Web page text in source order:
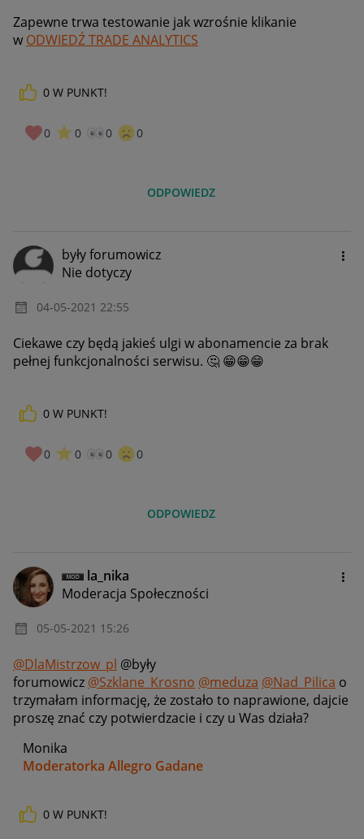
Zapewne trwa testowanie jak wzrośnie klikanie
w ODWIEDŹ TRADE ANALYTICS
0 W PUNKT!
0 0 0 0
ODPOWIEDZ
były forumowicz
Nie dotyczy
‎04-05-2021 22:55
Ciekawe czy będą jakieś ulgi w abonamencie za brak
pełnej funkcjonalności serwisu. 🤔 😁😁😁
0 W PUNKT!
0 0 0 0
ODPOWIEDZ
la_nika
Moderacja Społeczności
‎05-05-2021 15:26
@DlaMistrzow_pl @były
forumowicz @Szklane_Krosno @meduza @Nad_Pilica o
trzymałam informację, że zostało to naprawione, dajcie
proszę znać czy potwierdzacie i czy u Was działa?
Monika
Moderatorka Allegro Gadane
0 W PUNKT!